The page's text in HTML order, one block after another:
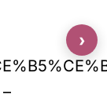
›